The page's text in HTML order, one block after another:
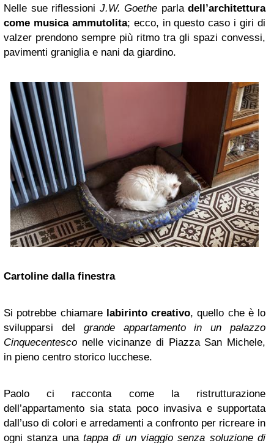
Nelle sue riflessioni J.W. Goethe parla dell’architettura
come musica ammutolita; ecco, in questo caso i giri di
valzer prendono sempre più ritmo tra gli spazi convessi,
pavimenti graniglia e nani da giardino.
Cartoline dalla finestra
Si potrebbe chiamarelabirinto creativo, quello che è lo
svilupparsi del grande appartamento in un palazzo
Cinquecentesco nelle vicinanze di Piazza San Michele,
in pieno centro storico lucchese.
Paolo ci racconta come la ristrutturazione
dell’appartamento sia stata poco invasiva e supportata
dall’uso di colori e arredamenti a confronto per ricreare in
ogni stanza una tappa di un viaggio senza soluzione di